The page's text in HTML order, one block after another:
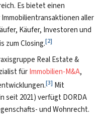
Es bietet einen
aller
Käufer, Investoren und
zum Closing.[2]
Real Estate &
fürImmobilien-M&A,
[3] Mit
seit 2021) verfügt DORDA
und Wohnrecht.